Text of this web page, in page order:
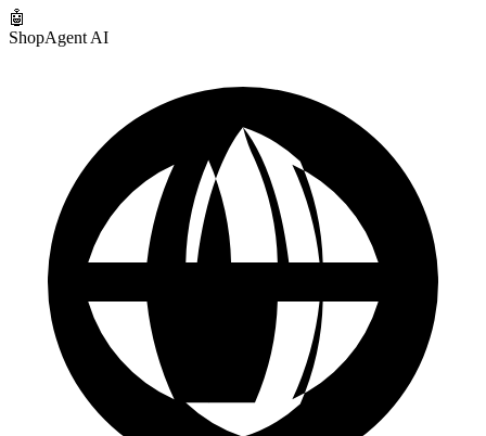
🤖
ShopAgent AI